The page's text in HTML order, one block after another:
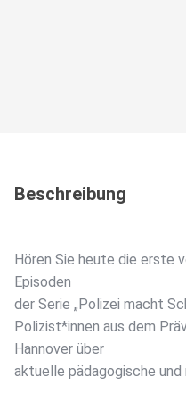
Beschreibung
Hören Sie heute die erste
Episoden
der Serie „Polizei macht
Polizist*innen aus dem
Hannover über
aktuelle pädagogische